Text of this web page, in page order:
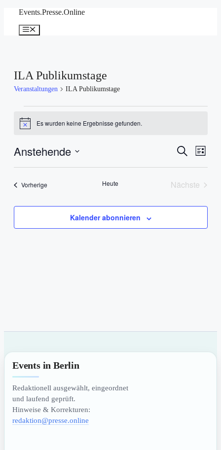
springen
Events.Presse.Online
Menü
ILA Publikumstage
Veranstaltungen ILA Publikumstage
HinweisEs wurden keine Ergebnisse gefunden.
Suche
Liste
Anstehende
VorherigeVeranstaltungen Heute
Nächste
Kalender abonnieren
Events in Berlin
Redaktionell ausgewählt, eingeordnet
und laufend geprüft.
Hinweise & Korrekturen:
redaktion@presse.online